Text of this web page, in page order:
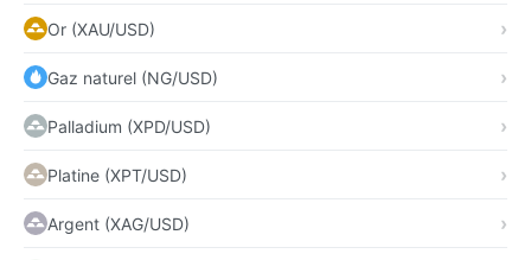
Or (XAU/USD)
Gaz naturel (NG/USD)
Palladium (XPD/USD)
Platine (XPT/USD)
Argent (XAG/USD)